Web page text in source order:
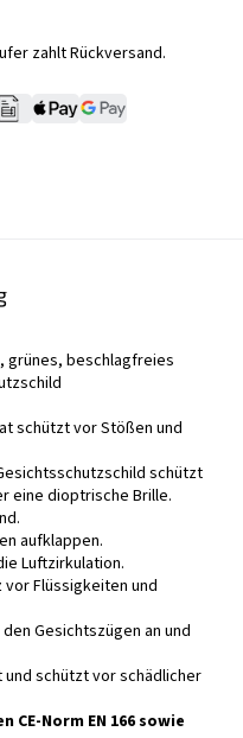
zahlt Rückversand.
grünes, beschlagfreies
schützt vor Stößen und
schützt
eine dioptrische Brille.
aufklappen.
Luftzirkulation.
Flüssigkeiten und
Gesichtszügen an und
schützt vor schädlicher
Norm EN 166 sowie